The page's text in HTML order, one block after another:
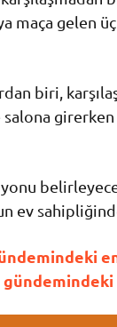
maça gelen üç
biri,
girerken
ev